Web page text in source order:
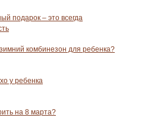
подарок – это всегда
комбинезон для ребенка?
у ребенка
на 8 марта?